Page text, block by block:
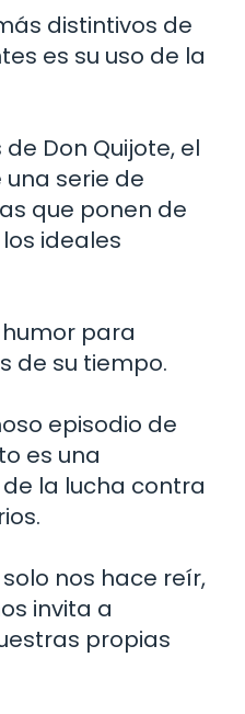
distintivos de
es su uso de la
Don Quijote, el
serie de
que ponen de
ideales
para
de su tiempo.
episodio de
es una
la lucha contra
nos hace reír,
invita a
propias